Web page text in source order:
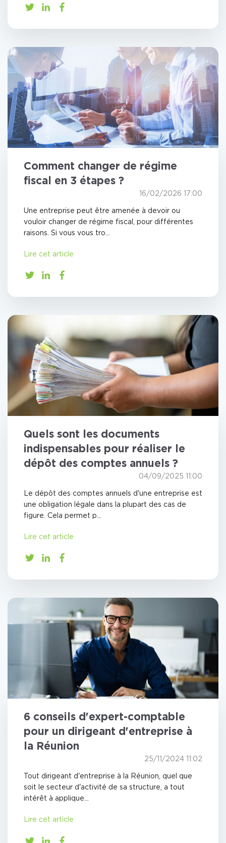
Comment changer de régime
fiscal en 3 étapes ?
16/02/2026 17:00
Une entreprise peut être amenée à devoir ou
vouloir changer de régime fiscal, pour différentes
raisons. Si vous vous tro...
Lire cet article
Quels sont les documents
indispensables pour réaliser le
dépôt des comptes annuels ?
04/09/2025 11:00
Le dépôt des comptes annuels d'une entreprise est
une obligation légale dans la plupart des cas de
figure. Cela permet p...
Lire cet article
6 conseils d'expert-comptable
pour un dirigeant d'entreprise à
la Réunion
25/11/2024 11:02
Tout dirigeant d'entreprise à la Réunion, quel que
soit le secteur d'activité de sa structure, a tout
intérêt à applique...
Lire cet article